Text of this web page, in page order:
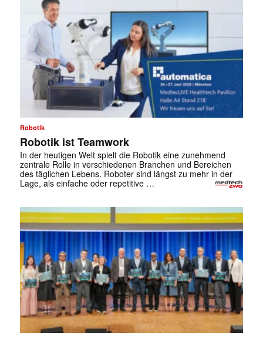
Robotik
Robotik ist Teamwork
In der heutigen Welt spielt die Robotik eine ­zunehmend
zentrale Rolle in verschiedenen Branchen und Bereichen
des täglichen Lebens. Roboter sind längst zu mehr in der
Lage, als einfache oder repetitive …